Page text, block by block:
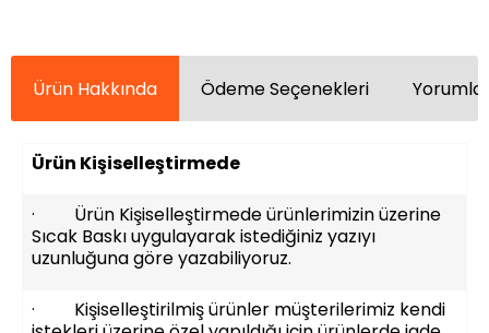
Ürün Hakkında Ödeme Seçenekleri
Ürün Kişiselleştirmede
· Ürün Kişiselleştirmede ürünlerimizin üzerine
Sıcak Baskı uygulayarak istediğiniz yazıyı
uzunluğuna göre yazabiliyoruz.
· Kişiselleştirilmiş ürünler müşterilerimiz kendi